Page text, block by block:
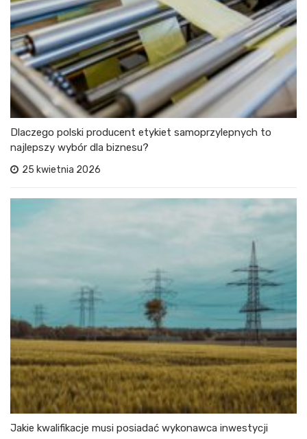
Dlaczego polski producent etykiet samoprzylepnych to
najlepszy wybór dla biznesu?
25 kwietnia 2026
Jakie kwalifikacje musi posiadać wykonawca inwestycji